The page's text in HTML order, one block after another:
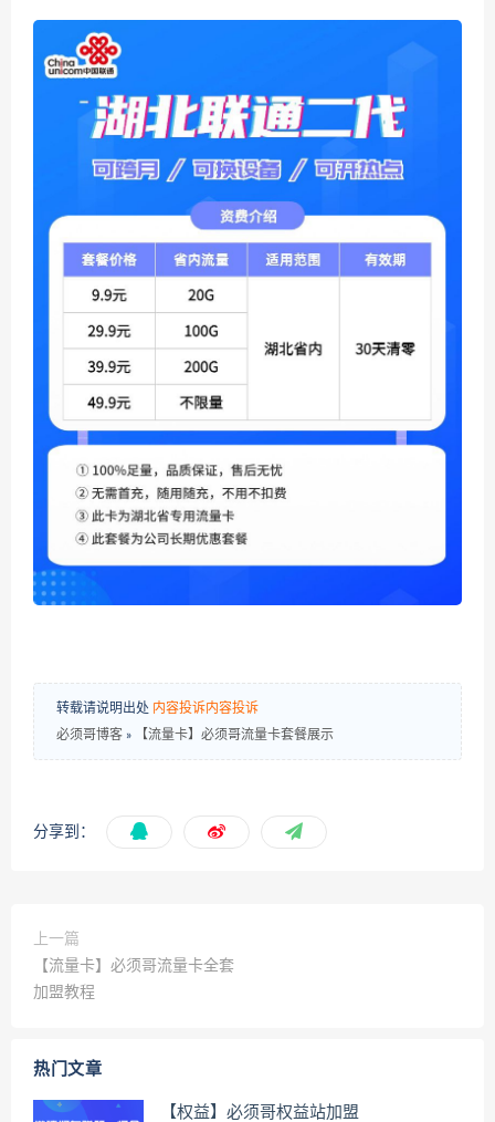
转载请说明出处 内容投诉内容投诉
必须哥博客 » 【流量卡】必须哥流量卡套餐展示
分享到：
上一篇
【流量卡】必须哥流量卡全套
加盟教程
热门文章
【权益】必须哥权益站加盟